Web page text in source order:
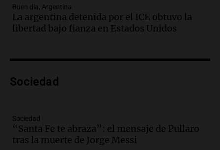
Audio.Nutricionista derribó el mito del
desayuno ideal: ¿ qué alimentos
conviene priorizar cada día ?
Audio.
Audio. Mateo, a los 25 años, lucha
contra el tiempo: necesita un trasplante
Buen día, Argentina
La argentina detenida por el ICE obtuvo la
libertad bajo fianza en Estados Unidos
Sociedad
Sociedad
“Santa Fe te abraza”: el mensaje de Pullaro
tras la muerte de Jorge Messi